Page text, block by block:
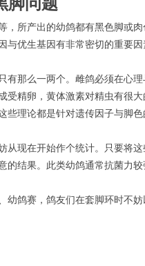
所产出的幼鸽都有黑色脚或
优生基因有非常密切的重要
那么一两个。雌鸽必须在心
精卵，黄体激素对精虫有很
理论都是针对遗传因子与脚色
现在开始作个统计。只要将
的结果。此类幼鸽通常抗菌力
鸽赛，鸽友们在套脚环时不